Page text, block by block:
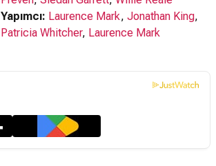
Yapımcı: Laurence Mark, Jonathan King,
Patricia Whitcher, Laurence Mark